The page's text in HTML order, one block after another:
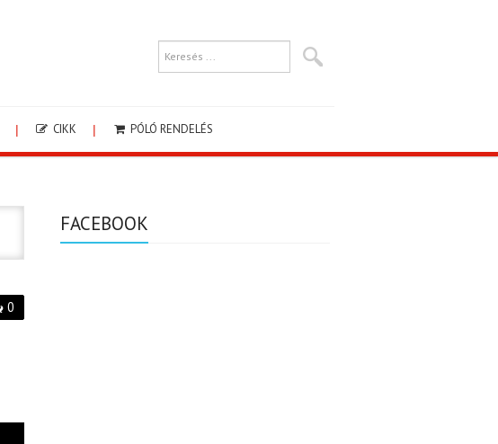
CIKK PÓLÓ RENDELÉS
0
FACEBOOK